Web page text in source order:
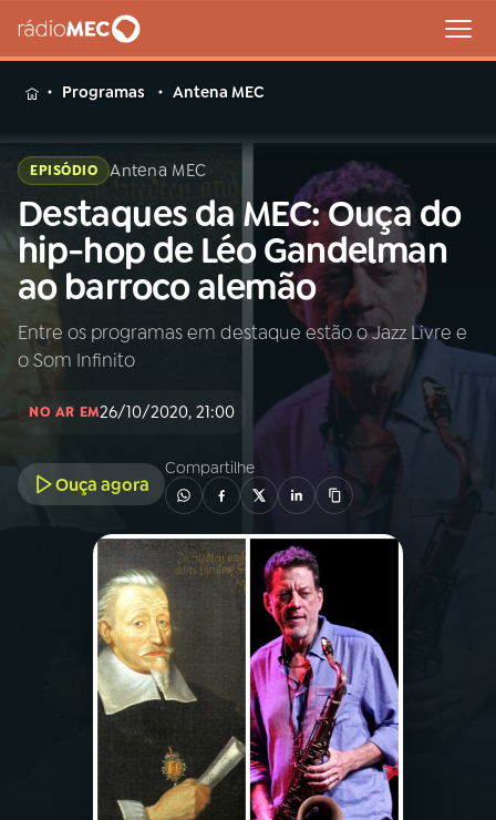
MENU
Buscar
na
Rádio
MEC
Buscar
Início AO VIVO
INÍCIO
A RÁDIO
PROGRAMAÇÃO
PROGRAMAS
PODCASTS
VIDEOCASTS
Programas Antena MEC
EPISÓDIO Antena MEC
Destaques da MEC: Ouça do
hip-hop de Léo Gandelman
ao barroco alemão
Entre os programas em destaque estão o Jazz Livre e
o Som Infinito
NO AR EM26/10/2020, 21:00
Ouça agora
Compartilhe